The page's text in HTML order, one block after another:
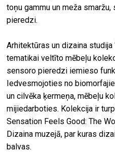
toņu gammu un meža
pieredzi.
Arhitektūras un dizaina studija
tematikai veltīto mēbeļu
sensoro pieredzi iemieso
Iedvesmojoties no
un cilvēka ķermeņa, mēbeļu
mijiedarboties. Kolekcija ir
Sensation Feels Good: The
Dizaina muzejā, par kuras
balvas.